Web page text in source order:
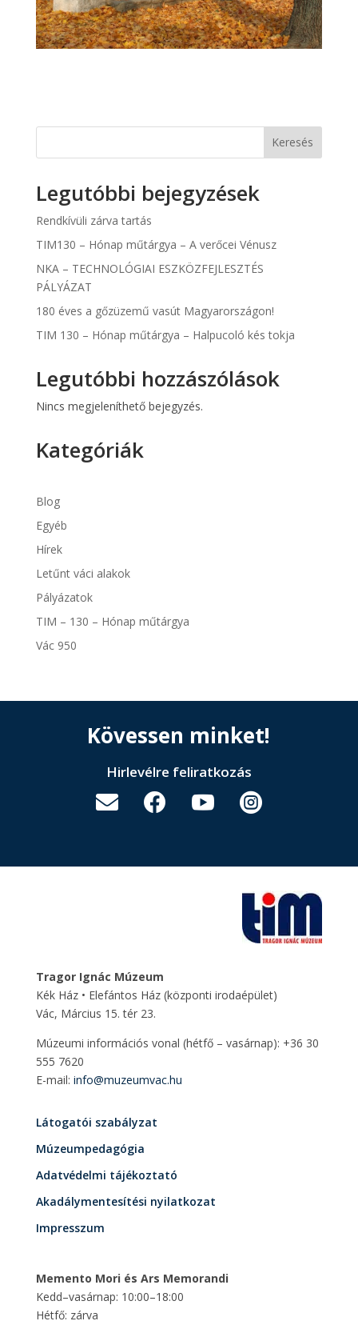
Keresés
Legutóbbi bejegyzések
Rendkívüli zárva tartás
TIM130 – Hónap műtárgya – A verőcei Vénusz
NKA – TECHNOLÓGIAI ESZKÖZFEJLESZTÉS
PÁLYÁZAT
180 éves a gőzüzemű vasút Magyarországon!
TIM 130 – Hónap műtárgya – Halpucoló kés tokja
Legutóbbi hozzászólások
Nincs megjeleníthető bejegyzés.
Kategóriák
Blog
Egyéb
Hírek
Letűnt váci alakok
Pályázatok
TIM – 130 – Hónap műtárgya
Vác 950
Kövessen minket!
Hirlevélre feliratkozás
   
Tragor Ignác Múzeum
Kék Ház • Elefántos Ház (központi irodaépület)
Vác, Március 15. tér 23.
Múzeumi információs vonal (hétfő – vasárnap): +36 30
555 7620
E-mail: info@muzeumvac.hu
Látogatói szabályzat
Múzeumpedagógia
Adatvédelmi tájékoztató
Akadálymentesítési nyilatkozat
Impresszum
Memento Mori és Ars Memorandi
Kedd–vasárnap: 10:00–18:00
Hétfő: zárva